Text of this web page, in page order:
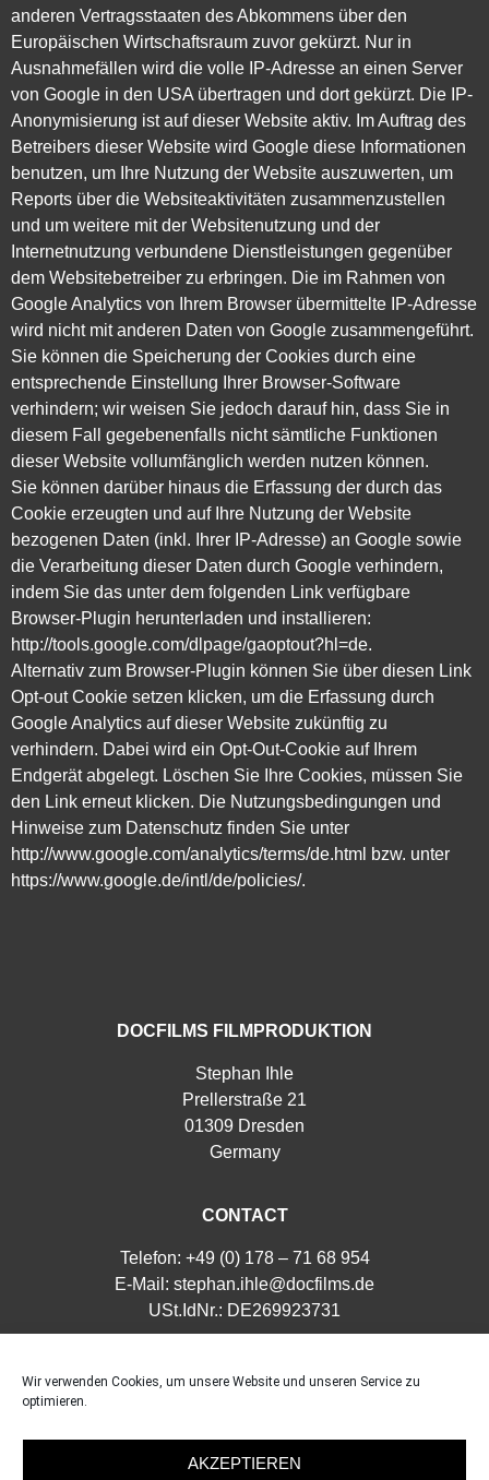
Wir verwenden Cookies, um unsere Website und unseren Service zu
optimieren.
AKZEPTIEREN
anderen Vertragsstaaten des Abkommens über den
Europäischen Wirtschaftsraum zuvor gekürzt. Nur in
Ausnahmefällen wird die volle IP-Adresse an einen Server
von Google in den USA übertragen und dort gekürzt. Die IP-
Anonymisierung ist auf dieser Website aktiv. Im Auftrag des
Betreibers dieser Website wird Google diese Informationen
benutzen, um Ihre Nutzung der Website auszuwerten, um
Reports über die Websiteaktivitäten zusammenzustellen
und um weitere mit der Websitenutzung und der
Internetnutzung verbundene Dienstleistungen gegenüber
dem Websitebetreiber zu erbringen. Die im Rahmen von
Google Analytics von Ihrem Browser übermittelte IP-Adresse
wird nicht mit anderen Daten von Google zusammengeführt.
Sie können die Speicherung der Cookies durch eine
entsprechende Einstellung Ihrer Browser-Software
verhindern; wir weisen Sie jedoch darauf hin, dass Sie in
diesem Fall gegebenenfalls nicht sämtliche Funktionen
dieser Website vollumfänglich werden nutzen können.
Sie können darüber hinaus die Erfassung der durch das
Cookie erzeugten und auf Ihre Nutzung der Website
bezogenen Daten (inkl. Ihrer IP-Adresse) an Google sowie
die Verarbeitung dieser Daten durch Google verhindern,
indem Sie das unter dem folgenden Link verfügbare
Browser-Plugin herunterladen und installieren:
http://tools.google.com/dlpage/gaoptout?hl=de.
Alternativ zum Browser-Plugin können Sie über diesen Link
Opt-out Cookie setzen klicken, um die Erfassung durch
Google Analytics auf dieser Website zukünftig zu
verhindern. Dabei wird ein Opt-Out-Cookie auf Ihrem
Endgerät abgelegt. Löschen Sie Ihre Cookies, müssen Sie
den Link erneut klicken. Die Nutzungsbedingungen und
Hinweise zum Datenschutz finden Sie unter
http://www.google.com/analytics/terms/de.html bzw. unter
https://www.google.de/intl/de/policies/.
DOCFILMS FILMPRODUKTION
Stephan Ihle
Prellerstraße 21
01309 Dresden
Germany
CONTACT
Telefon: +49 (0) 178 – 71 68 954
E-Mail: stephan.ihle@docfilms.de
USt.IdNr.: DE269923731
TERMS & CONDITIONS
Impressum